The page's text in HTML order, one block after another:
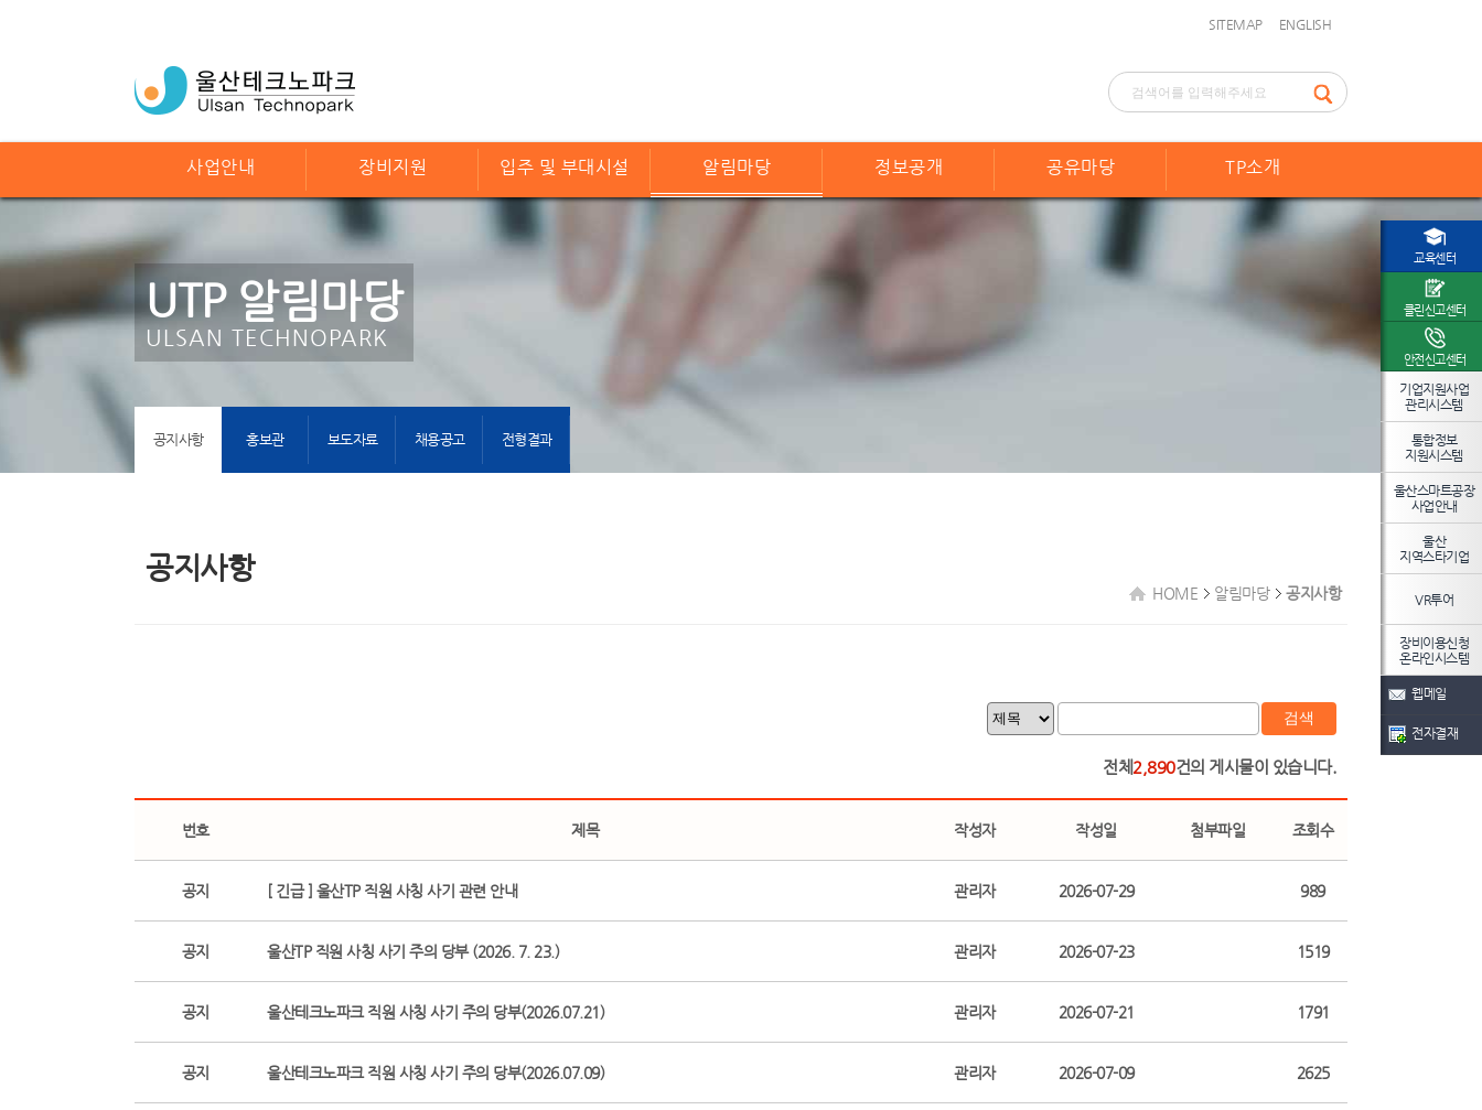
SITEMAP ENGLISH
사업안내 장비지원 입주 및 부대시설 알림마당 정보공개 공유마당 TP소개
UTP 알림마당
ULSAN TECHNOPARK
공지사항 홍보관 보도자료 채용공고 전형결과
공지사항
HOME 알림마당 공지사항
검색
전체 2,890건의 게시물이 있습니다.
번호 제목 작성자 작성일 첨부파일 조회수
공지 [ 긴급 ] 울산TP 직원 사칭 사기 관련 안내 관리자 2026-07-29 989
공지 울산TP 직원 사칭 사기 주의 당부 (2026. 7. 23.) 관리자 2026-07-23 1519
공지 울산테크노파크 직원 사칭 사기 주의 당부(2026.07.21) 관리자 2026-07-21 1791
공지 울산테크노파크 직원 사칭 사기 주의 당부(2026.07.09) 관리자 2026-07-09 2625
교육센터
클린신고센터
안전신고센터
기업지원사업
관리시스템
통합정보
지원시스템
울산스마트공장
사업안내
울산
지역스타기업
VR투어
장비이용신청
온라인시스템
웹메일
전자결재